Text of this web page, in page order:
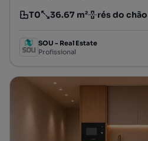
Tipologia
T0
Preço por metro quadrado
36.67 m²
Andar rés do chão
SOU - Real Estate
Profissional